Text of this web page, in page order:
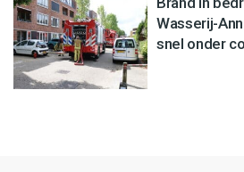
Wasserij-
snel onder